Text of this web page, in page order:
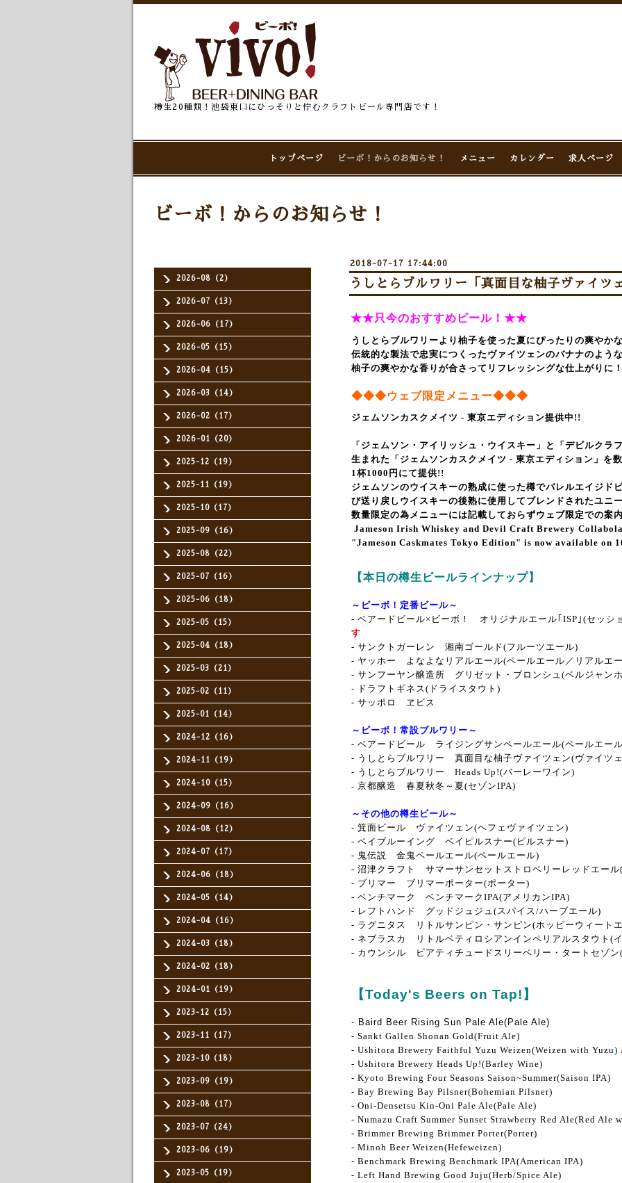
樽生20種類！池袋東口にひっそりと佇むクラフトビール専門店です！
トップページ ビーボ！からのお知らせ！ メニュー カレンダー 求人ページ
2026-08（2）
2026-07（13）
2026-06（17）
2026-05（15）
2026-04（15）
2026-03（14）
2026-02（17）
2026-01（20）
2025-12（19）
2025-11（19）
2025-10（17）
2025-09（16）
2025-08（22）
2025-07（16）
2025-06（18）
2025-05（15）
2025-04（18）
2025-03（21）
2025-02（11）
2025-01（14）
2024-12（16）
2024-11（19）
2024-10（15）
2024-09（16）
2024-08（12）
2024-07（17）
2024-06（18）
2024-05（14）
2024-04（16）
2024-03（18）
2024-02（18）
2024-01（19）
2023-12（15）
2023-11（17）
2023-10（18）
2023-09（19）
2023-08（17）
2023-07（24）
2023-06（19）
2023-05（19）
ビーボ！からのお知らせ！
2018-07-17 17:44:00
うしとらブルワリー「真面目な柚子ヴァイツ
★★只今のおすすめビール！★★
うしとらブルワリーより柚子を使った夏にぴったりの爽やか
伝統的な製法で忠実につくったヴァイツェンのバナナのよう
柚子の爽やかな香りが合さってリフレッシングな仕上がりに！
◆◆◆ウェブ限定メニュー◆◆◆
ジェムソンカスクメイツ - 東京エディション提供中!!
「ジェムソン・アイリッシュ・ウイスキー」と「デビルクラ
生まれた「ジェムソンカスクメイツ ‐ 東京エディション」を
1杯1000円にて提供!!
ジェムソンのウイスキーの熟成に使った樽でバレルエイジド
び送り戻しウイスキーの後熟に使用してブレンドされたユニ
数量限定の為メニューには記載しておらずウェブ限定での案内
Jameson Irish Whiskey and Devil Craft Brewery
"Jameson Caskmates Tokyo Edition" is now available on
【本日の樽生ビールラインナップ】
～ビーボ！定番ビール～
- ベアードビール×ビーボ！ オリジナルエール｢ISP｣(セッシ
す
- サンクトガーレン 湘南ゴールド(フルーツエール)
- ヤッホー よなよなリアルエール(ペールエール／リアルエ
- サンフーヤン醸造所 グリゼット・ブロンシュ (ベルジャン
- ドラフトギネス(ドライスタウト)
- サッポロ ヱビス
～ビーボ！常設ブルワリー～
- ベアードビール ライジングサンペールエール(ペールエー
- うしとらブルワリー 真面目な柚子ヴァイツェン(ヴァイツ
- うしとらブルワリー Heads Up!(バーレーワイン)
- 京都醸造 春夏秋冬～夏(セゾンIPA)
～その他の樽生ビール～
- 箕面ビール ヴァイツェン(ヘフェヴァイツェン)
- ベイブルーイング ベイピルスナー(ピルスナー)
- 鬼伝説 金鬼ペールエール(ペールエール)
- 沼津クラフト サマーサンセットストロベリーレッドエール
- ブリマー ブリマーポーター(ポーター)
- ベンチマーク ベンチマークIPA(アメリカンIPA)
- レフトハンド グッドジュジュ(スパイス/ハーブエール)
- ラグニタス リトルサンピン・サンピン(ホッピーウィート
- ネブラスカ リトルベティロシアンインペリアルスタウト(
- カウンシル ビアティチュードスリーベリー・タートセゾン
【Today's Beers on Tap!】
- Baird Beer Rising Sun Pale Ale(Pale Ale)
- Sankt Gallen Shonan Gold(Fruit Ale)
- Ushitora Brewery Faithful Yuzu Weizen(Weizen with Yuzu)
- Ushitora Brewery Heads Up!(Barley Wine)
- Kyoto Brewing Four Seasons Saison~Summer(Saison IPA)
- Bay Brewing Bay Pilsner(Bohemian Pilsner)
- Oni-Densetsu Kin-Oni Pale Ale(Pale Ale)
- Numazu Craft Summer Sunset Strawberry Red Ale(Red Ale
- Brimmer Brewing Brimmer Porter(Porter)
- Minoh Beer Weizen(Hefeweizen)
- Benchmark Brewing Benchmark IPA(American IPA)
- Left Hand Brewing Good Juju(Herb/Spice Ale)